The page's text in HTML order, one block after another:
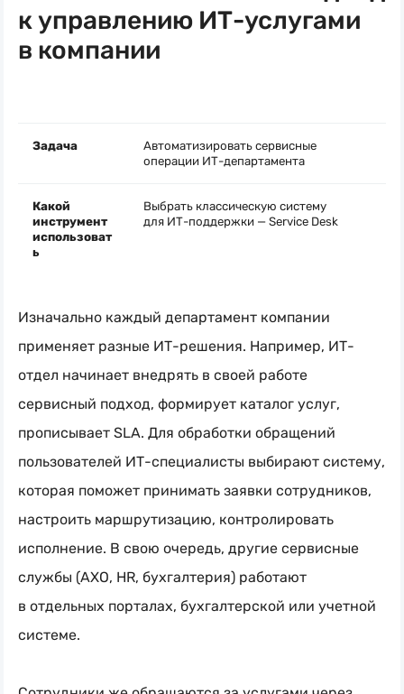
к управлению ИТ-услугами
в компании
Задача
Автоматизировать сервисные
операции ИТ-департамента
Какой
инструмент
использоват
ь
Выбрать классическую систему
для ИТ-поддержки — Service Desk
Изначально каждый департамент компании
применяет разные ИТ-решения. Например, ИТ-
отдел начинает внедрять в своей работе
сервисный подход, формирует каталог услуг,
прописывает SLA. Для обработки обращений
пользователей ИТ-специалисты выбирают систему,
которая поможет принимать заявки сотрудников,
настроить маршрутизацию, контролировать
исполнение. В свою очередь, другие сервисные
службы (АХО, HR, бухгалтерия) работают
в отдельных порталах, бухгалтерской или учетной
системе.